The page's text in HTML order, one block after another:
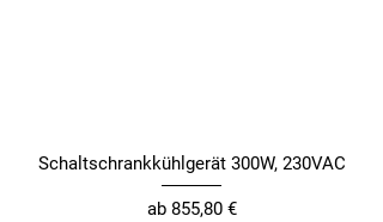
Schaltschrankkühlgerät 300W, 230VAC
ab 855,80 €
Sale-Preis